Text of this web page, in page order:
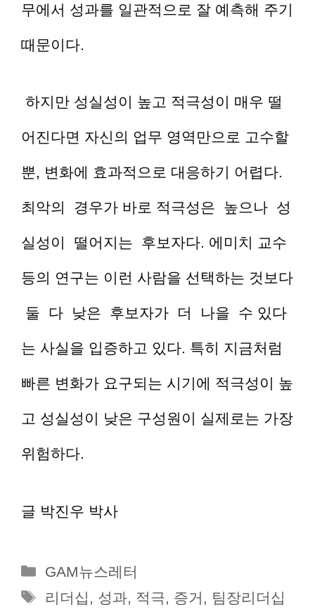
무에서 성과를 일관적으로 잘 예측해 주기
때문이다.
하지만 성실성이 높고 적극성이 매우 떨
어진다면 자신의 업무 영역만으로 고수할
뿐, 변화에 효과적으로 대응하기 어렵다.
최악의 경우가 바로 적극성은 높으나 성
실성이 떨어지는 후보자다. 에미치 교수
등의 연구는 이런 사람을 선택하는 것보다
둘 다 낮은 후보자가 더 나을 수 있다
는 사실을 입증하고 있다. 특히 지금처럼
빠른 변화가 요구되는 시기에 적극성이 높
고 성실성이 낮은 구성원이 실제로는 가장
위험하다.
글 박진우 박사
카
테
GAM뉴스레터
태
리더십 성과, 적극 증거 팀장리더십